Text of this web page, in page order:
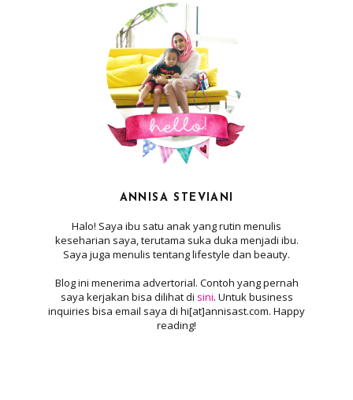
ANNISA STEVIANI
Halo! Saya ibu satu anak yang rutin menulis
keseharian saya, terutama suka duka menjadi ibu.
Saya juga menulis tentang lifestyle dan beauty.
Blog ini menerima advertorial. Contoh yang pernah
saya kerjakan bisa dilihat di sini. Untuk business
inquiries bisa email saya di hi[at]annisast.com. Happy
reading!